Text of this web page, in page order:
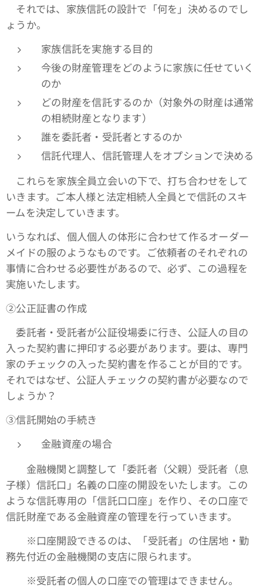
それでは、家族信託の設計で「何を」決めるのでし
ょうか。
家族信託を実施する目的
今後の財産管理をどのように家族に任せていく
のか
どの財産を信託するのか（対象外の財産は通常
の相続財産となります）
誰を委託者・受託者とするのか
信託代理人、信託管理人をオプションで決める
これらを家族全員立会いの下で、打ち合わせをして
いきます。ご本人様と法定相続人全員とで信託のスキ
ームを決定していきます。
いうなれば、個人個人の体形に合わせて作るオーダー
メイドの服のようなものです。ご依頼者のそれぞれの
事情に合わせる必要性があるので、必ず、この過程を
実施いたします。
➁公正証書の作成
委託者・受託者が公証役場委に行き、公証人の目の
入った契約書に押印する必要があります。要は、専門
家のチェックの入った契約書を作ることが目的です。
それではなぜ、公証人チェックの契約書が必要なので
しょうか？
③信託開始の手続き
金融資産の場合
金融機関と調整して「委託者（父親）受託者（息
子様）信託口」名義の口座の開設をいたします。この
ような信託専用の「信託口口座」を作り、その口座で
信託財産である金融資産の管理を行っていきます。
※口座開設できるのは、「受託者」の住居地・勤
務先付近の金融機関の支店に限られます。
※受託者の個人の口座での管理はできません。